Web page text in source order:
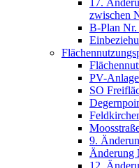
17.
zwischen
B-Plan Nr.
PV-
SO
9.
Änderung
12.